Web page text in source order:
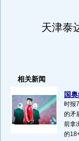
天津泰
相关新闻
国
时报
的矛
前拿
的